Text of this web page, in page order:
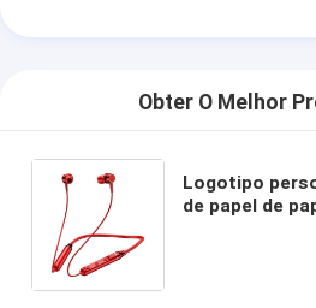
Obter O Melhor
Logotipo
de papel de